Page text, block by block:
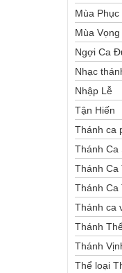
Mùa Phục
Mùa Vọng
Ngợi Ca
Nhạc
Nhập Lễ
Tận Hiến
Thánh ca
Thánh Ca
Thánh Ca
Thánh Ca
Thánh ca
Thánh
Thánh
Thể loại